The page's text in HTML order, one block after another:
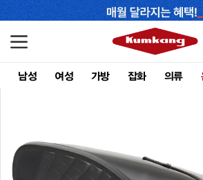
남성 여성 가방 잡화 의류